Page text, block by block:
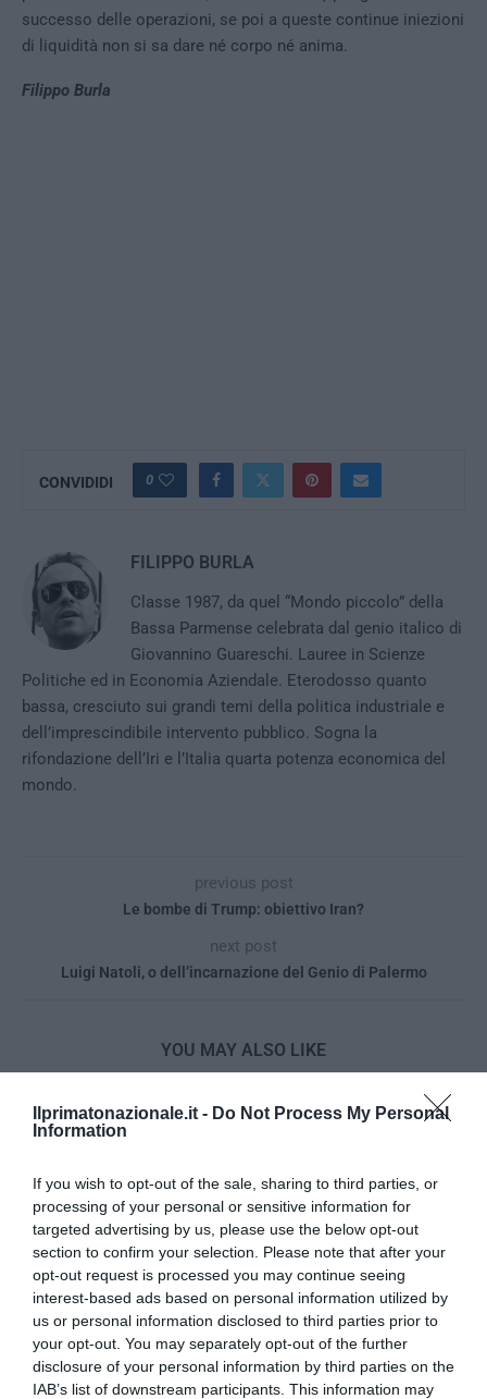
Ilprimatonazionale.it - Do Not Process My Personal
Information
If you wish to opt-out of the sale, sharing to third parties, or
processing of your personal or sensitive information for
targeted advertising by us, please use the below opt-out
section to confirm your selection. Please note that after your
opt-out request is processed you may continue seeing
interest-based ads based on personal information utilized by
us or personal information disclosed to third parties prior to
your opt-out. You may separately opt-out of the further
disclosure of your personal information by third parties on the
IAB’s list of downstream participants. This information may
successo delle operazioni, se poi a queste continue iniezioni
di liquidità non si sa dare né corpo né anima.
Filippo Burla
CONVIDIDI 0
FILIPPO BURLA
Classe 1987, da quel “Mondo piccolo” della
Bassa Parmense celebrata dal genio italico di
Giovannino Guareschi. Lauree in Scienze
Politiche ed in Economia Aziendale. Eterodosso quanto
bassa, cresciuto sui grandi temi della politica industriale e
dell’imprescindibile intervento pubblico. Sogna la
rifondazione dell’Iri e l’Italia quarta potenza economica del
mondo.
previous post
Le bombe di Trump: obiettivo Iran?
next post
Luigi Natoli, o dell’incarnazione del Genio di Palermo
YOU MAY ALSO LIKE